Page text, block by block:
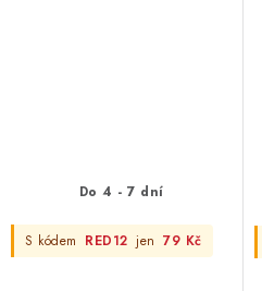
Do 4 - 7 dní
S kódem RED12 jen 79 Kč